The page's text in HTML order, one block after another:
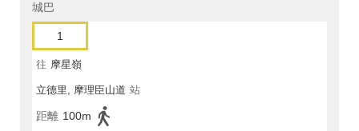
城巴
1
往 摩星嶺
立德里, 摩理臣山道 站
距離 100m